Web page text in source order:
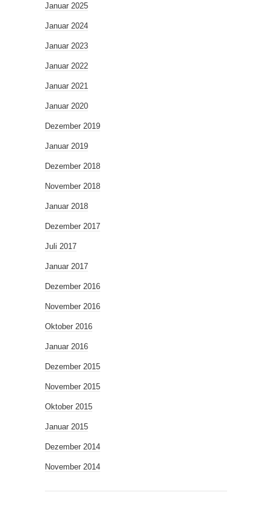
Januar 2025
Januar 2024
Januar 2023
Januar 2022
Januar 2021
Januar 2020
Dezember 2019
Januar 2019
Dezember 2018
November 2018
Januar 2018
Dezember 2017
Juli 2017
Januar 2017
Dezember 2016
November 2016
Oktober 2016
Januar 2016
Dezember 2015
November 2015
Oktober 2015
Januar 2015
Dezember 2014
November 2014